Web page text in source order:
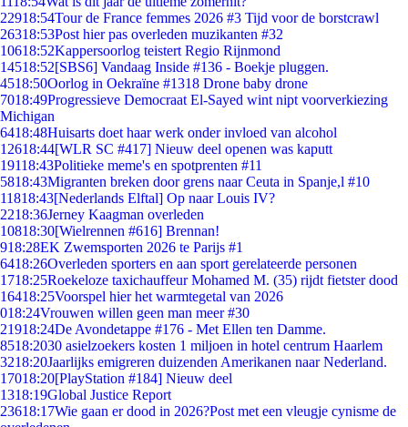
22918:54Tour de France femmes 2026 #3 Tijd voor de borstcrawl
26318:53Post hier pas overleden muzikanten #32
10618:52Kappersoorlog teistert Regio Rijnmond
14518:52[SBS6] Vandaag Inside #136 - Boekje pluggen.
4518:50Oorlog in Oekraïne #1318 Drone baby drone
7018:49Progressieve Democraat El-Sayed wint nipt voorverkiezing
Michigan
6418:48Huisarts doet haar werk onder invloed van alcohol
12618:44[WLR SC #417] Nieuw deel openen was kaputt
19118:43Politieke meme's en spotprenten #11
5818:43Migranten breken door grens naar Ceuta in Spanje,l #10
11818:43[Nederlands Elftal] Op naar Louis IV?
2218:36Jerney Kaagman overleden
10818:30[Wielrennen #616] Brennan!
918:28EK Zwemsporten 2026 te Parijs #1
6418:26Overleden sporters en aan sport gerelateerde personen
1718:25Roekeloze taxichauffeur Mohamed M. (35) rijdt fietster dood
16418:25Voorspel hier het warmtegetal van 2026
018:24Vrouwen willen geen man meer #30
21918:24De Avondetappe #176 - Met Ellen ten Damme.
8518:2030 asielzoekers kosten 1 miljoen in hotel centrum Haarlem
3218:20Jaarlijks emigreren duizenden Amerikanen naar Nederland.
17018:20[PlayStation #184] Nieuw deel
1318:19Global Justice Report
23618:17Wie gaan er dood in 2026?Post met een vleugje cynisme de